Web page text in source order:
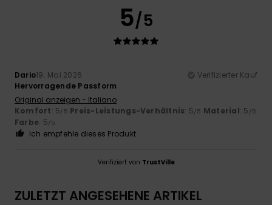
5/5
Dario19. Mai 2026
Verifizierter Kauf
Hervorragende Passform
Original anzeigen - Italiano
Komfort: 5/5 Preis-Leistungs-Verhältnis: 5/5 Material: 5 /5
Farbe: 5/5
Ich empfehle dieses Produkt
Verifiziert von TrustVille
ZULETZT ANGESEHENE ARTIKEL